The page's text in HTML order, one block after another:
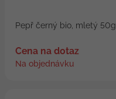
Pepř černý bio, mletý 50g
Cena na dotaz
Na objednávku